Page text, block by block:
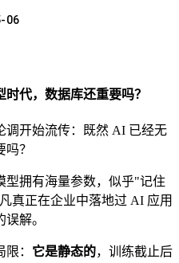
06
代，数据库还重要吗？
调开始流传：既然 AI 已经无
？
拥有海量参数，似乎"记住
真正在企业中落地过 AI 应用
解。
： 它是静态的，训练截止后